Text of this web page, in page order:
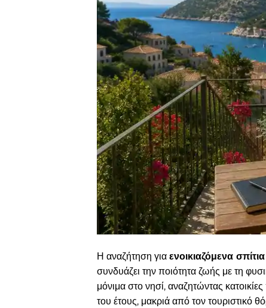
Η αναζήτηση για ενοικιαζόμενα
συνδυάζει την ποιότητα ζωής με τη
μόνιμα στο νησί, αναζητώντας
του έτους, μακριά από τον τουριστικό